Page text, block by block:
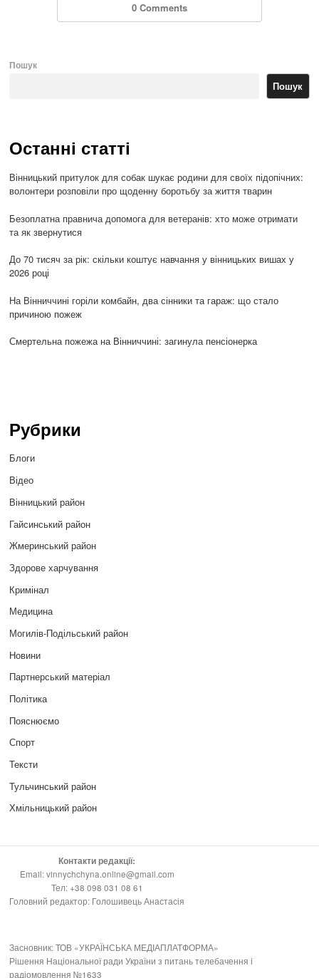
0 Comments
Пошук
Пошук
Останні статті
Вінницький притулок для собак шукає родини для своїх підопічних:
волонтери розповіли про щоденну боротьбу за життя тварин
Безоплатна правнича допомога для ветеранів: хто може отримати
та як звернутися
До 70 тисяч за рік: скільки коштує навчання у вінницьких вишах у
2026 році
На Вінниччині горіли комбайн, два сінники та гараж: що стало
причиною пожеж
Смертельна пожежа на Вінниччині: загинула пенсіонерка
Рубрики
Блоги
Відео
Вінницький район
Гайсинський район
Жмеринський район
Здорове харчування
Кримінал
Медицина
Могилів-Подільський район
Новини
Партнерський матеріал
Політика
Пояснюємо
Спорт
Тексти
Тульчинський район
Хмільницький район
Контакти редакції:
Email: vinnychchyna.online@gmail.com
Тел: +38 098 031 08 61
Головний редактор: Голошивець Анастасія
Засновник: ТОВ «УКРАЇНСЬКА МЕДІАПЛАТФОРМА»
Рішення Національної ради України з питань телебачення і
радіомовлення №1633